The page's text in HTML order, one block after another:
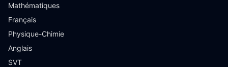
Mathématiques
Français
Physique-Chimie
Anglais
SVT